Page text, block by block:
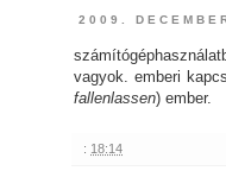
2009.
vagyok. emberi
fallenlassen) ember.
: 18:14